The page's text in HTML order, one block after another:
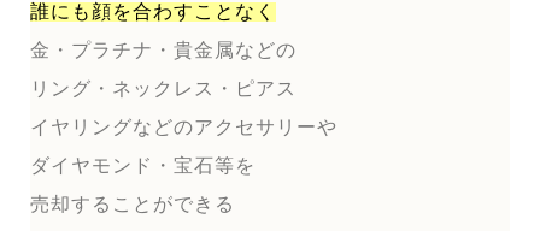
誰にも顔を合わすことなく
金・プラチナ・貴金属などの
リング・ネックレス・ピアス
イヤリングなどのアクセサリーや
ダイヤモンド・宝石等を
売却することができる